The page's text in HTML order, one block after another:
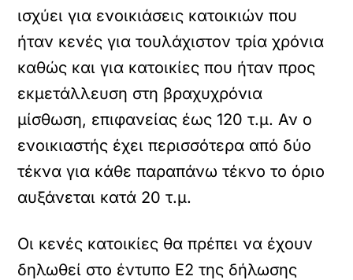
ισχύει για ενοικιάσεις κατοικιών που
ήταν κενές για τουλάχιστον τρία χρόνια
καθώς και για κατοικίες που ήταν προς
εκμετάλλευση στη βραχυχρόνια
μίσθωση, επιφανείας έως 120 τ.μ. Αν ο
ενοικιαστής έχει περισσότερα από δύο
τέκνα για κάθε παραπάνω τέκνο το όριο
αυξάνεται κατά 20 τ.μ.
Οι κενές κατοικίες θα πρέπει να έχουν
δηλωθεί στο έντυπο Ε2 της δήλωσης